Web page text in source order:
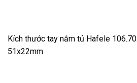
Kích thước tay nắm tủ Hafele
51x22mm